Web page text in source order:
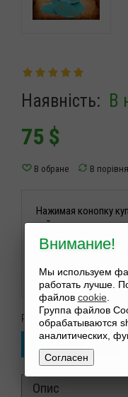
Наявність: В
75 $
Нажимая конопку
сайта.
Прочесть
− +
Розповісти друзям:
Опис
Внимание!
Мы используем
работать лучше.
файлов cookie.
Группа файлов
обрабатываются
аналитических,
Согласен